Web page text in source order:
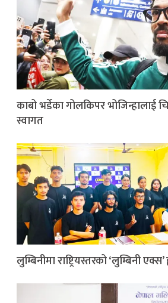
काबो भर्डेका गोलकिपर भोजिन्हालाई
स्वागत
लुम्बिनीमा राष्ट्रियस्तरको ‘लुम्बिनी